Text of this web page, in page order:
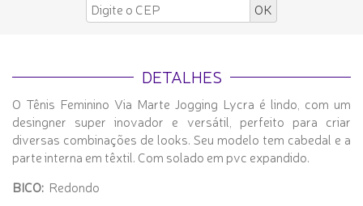
DETALHES
O Tênis Feminino Via Marte Jogging Lycra é lindo, com um
desingner super inovador e versátil, perfeito para criar
diversas combinações de looks. Seu modelo tem cabedal e a
parte interna em têxtil. Com solado em pvc expandido.
BICO: Redondo